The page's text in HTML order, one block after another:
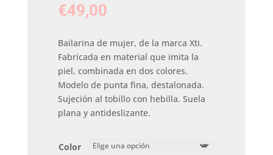
€49,00
Bailarina de mujer, de la marca Xti.
Fabricada en material que imita la
piel, combinada en dos colores.
Modelo de punta fina, destalonada.
Sujeción al tobillo con hebilla. Suela
plana y antideslizante.
Color